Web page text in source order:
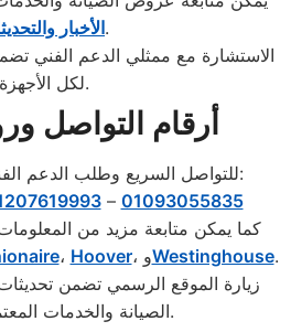
الأخبار.
الاستشارة مع ممثلي الدعم الفني
لكل الأجهزة.
أرقام التواصل
للتواصل السريع وطلب الدعم الفني يمكن الاتصال على:
– 01093055835
كما يمكن متابعة مزيد من
، Hoover ، وWestinghouse.
زيارة الموقع الرسمي تضمن
الصيانة والخدمات المعتمدة لتورنيدو.